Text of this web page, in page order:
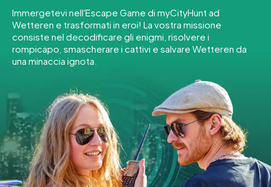
Tour
Team Building
INT AT CH
DE
ES
FR UK
IE
IT
NL
Immergetevi nell'Escape Game di myCityHunt ad
Wetteren e trasformati in eroi! La vostra missione
consiste nel decodificare gli enigmi, risolvere i
rompicapo, smascherare i cattivi e salvare Wetteren da
una minaccia ignota.